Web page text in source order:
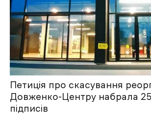
Петиція про скасування
Довженко-Центру набрала
підписів